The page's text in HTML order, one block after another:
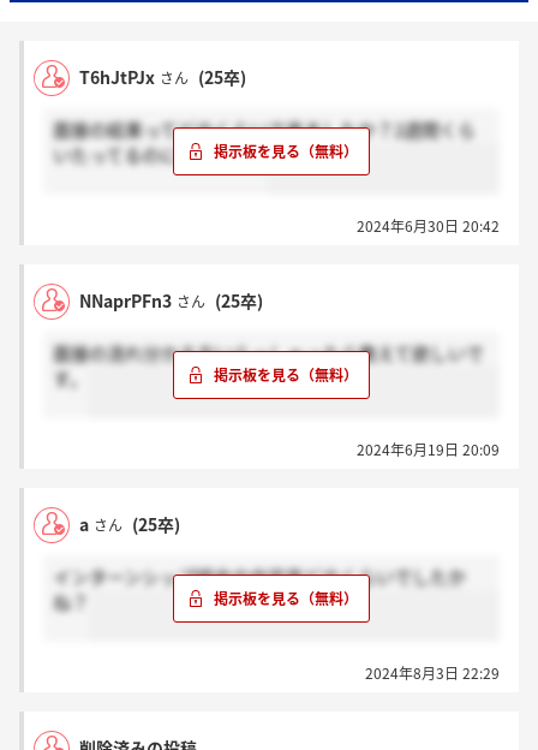
T6hJtPJx さん (25卒)
面接の結果ってどのくらいで来ましたか？2週間くら
いたってるのに来てなくて
2024年6月30日 20:42
NNaprPFn3 さん (25卒)
面接の流れ分かる方いらっしゃったら教えて欲しいで
す。
2024年6月19日 20:09
a さん (25卒)
インターンシップ経由の内定率どのくらいでしたか
ね？
2024年8月3日 22:29